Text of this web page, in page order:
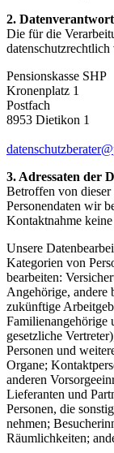
2.
Die für die
Pensionskasse SHP
Kronenplatz 1
Postfach
8953 Dietikon 1
3. Adressaten der
Betroffen von dieser
Personendaten wir
Kontaktnahme
Unsere
Kategorien von
bearbeiten:
Angehörige, andere
zukünftige
Familienangehörige
gesetzliche
Personen und
Organe;
anderen
Lieferanten und
Personen, die
nehmen;
Räumlichkeiten;